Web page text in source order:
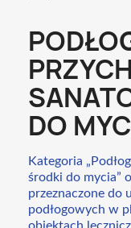
DO
Kategoria
środki do mycia”
przeznaczone do
podłogowych w